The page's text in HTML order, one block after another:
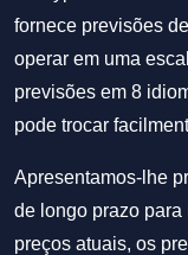
fornece previsões
operar em uma
previsões em 8
pode trocar
Apresentamos-lhe
de longo prazo
preços atuais, os